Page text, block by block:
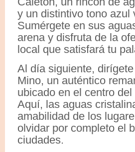
y un distintivo tono azul
Sumérgete en sus
arena y disfruta de la
local que satisfará tu
Al día siguiente,
Mino, un auténtico
ubicado en el centro del
Aquí, las aguas
amabilidad de los
olvidar por completo el
ciudades.